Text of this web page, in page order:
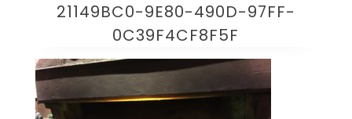
21149BC0-9E80-490D-97FF-
0C39F4CF8F5F